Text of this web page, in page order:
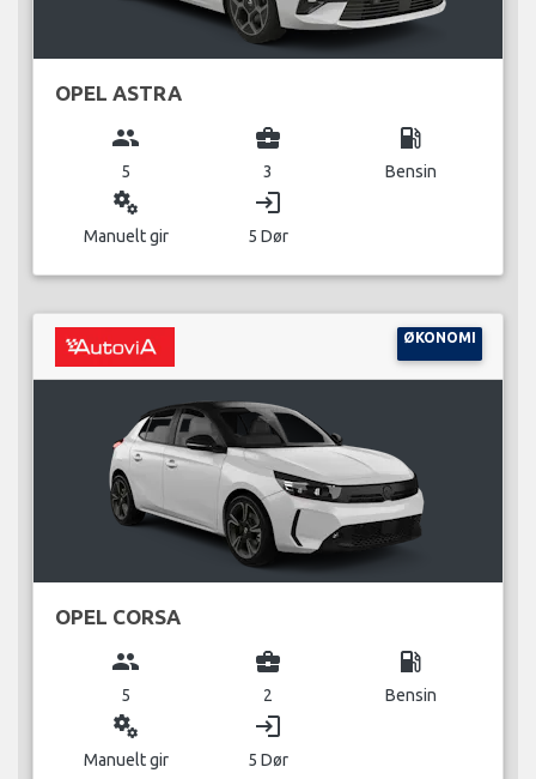
OPEL ASTRA
group
5
business_center
3
local_gas_station
Bensin
miscellaneous_services
Manuelt gir
login
5 Dør
ØKONOMI
OPEL CORSA
group
5
business_center
2
local_gas_station
Bensin
miscellaneous_services
Manuelt gir
login
5 Dør